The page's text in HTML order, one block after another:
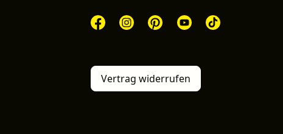
Vertrag widerrufen